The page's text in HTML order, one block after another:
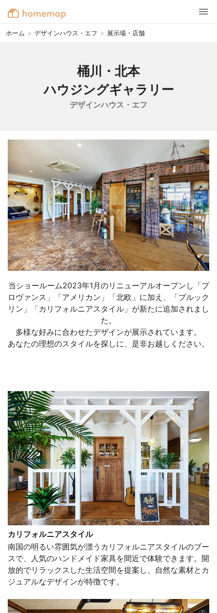
ホーム > デザインハウス・エフ > 展示場・店舗
桶川・北本
ハウジングギャラリー
デザインハウス・エフ
当ショールーム2023年1月のリニューアルオープンし「プ
ロヴァンス」「アメリカン」「北欧」に加え、「ブルック
リン」「カリフォルニアスタイル」が新たに追加されまし
た。
多様な好みに合わせたデザインが展示されています。
あなたの理想のスタイルを探しに、是非お越しください。
カリフォルニアスタイル
南国の明るい雰囲気が漂うカリフォルニアスタイルのブー
スで、人気のハンドメイド家具を間近で体験できます。開
放的でリラックスした生活空間を提案し、自然な素材とカ
ジュアルなデザインが特徴です。